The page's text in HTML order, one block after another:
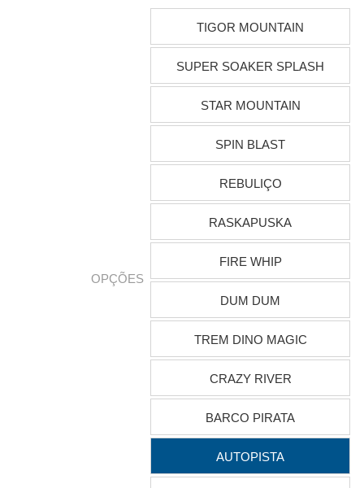
OPÇÕES
TIGOR MOUNTAIN
SUPER SOAKER SPLASH
STAR MOUNTAIN
SPIN BLAST
REBULIÇO
RASKAPUSKA
FIRE WHIP
DUM DUM
TREM DINO MAGIC
CRAZY RIVER
BARCO PIRATA
AUTOPISTA